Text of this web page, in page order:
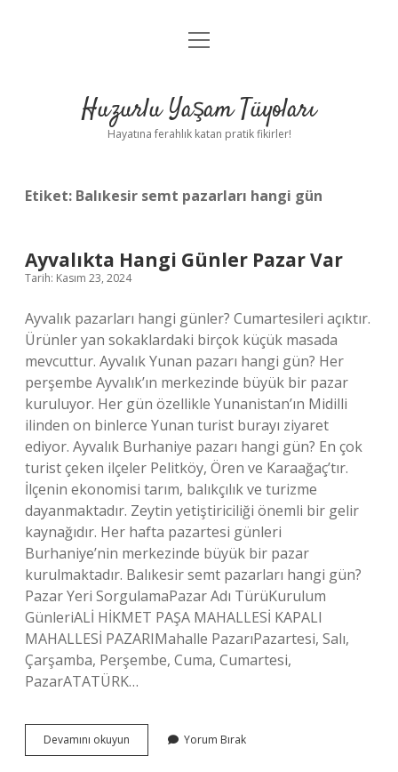
Anasayfa
Yasal Uyarı
menüyü
Huzurlu Yaşam Tüyoları
Hayatına ferahlık katan pratik fikirler!
Etiket: Balıkesir semt pazarları hangi gün
Ayvalıkta Hangi Günler Pazar Var
Tarih: Kasım 23, 2024
Ayvalık pazarları hangi günler? Cumartesileri açıktır.
Ürünler yan sokaklardaki birçok küçük masada
mevcuttur. Ayvalık Yunan pazarı hangi gün? Her
perşembe Ayvalık’ın merkezinde büyük bir pazar
kuruluyor. Her gün özellikle Yunanistan’ın Midilli
ilinden on binlerce Yunan turist burayı ziyaret
ediyor. Ayvalık Burhaniye pazarı hangi gün? En çok
turist çeken ilçeler Pelitköy, Ören ve Karaağaç’tır.
İlçenin ekonomisi tarım, balıkçılık ve turizme
dayanmaktadır. Zeytin yetiştiriciliği önemli bir gelir
kaynağıdır. Her hafta pazartesi günleri
Burhaniye’nin merkezinde büyük bir pazar
kurulmaktadır. Balıkesir semt pazarları hangi gün?
Pazar Yeri SorgulamaPazar Adı TürüKurulum
GünleriALİ HİKMET PAŞA MAHALLESİ KAPALI
MAHALLESİ PAZARIMahalle PazarıPazartesi, Salı,
Çarşamba, Perşembe, Cuma, Cumartesi,
PazarATATÜRK…
Devamını okuyun Ayvalıkta
Hangi
Yorum Bırak